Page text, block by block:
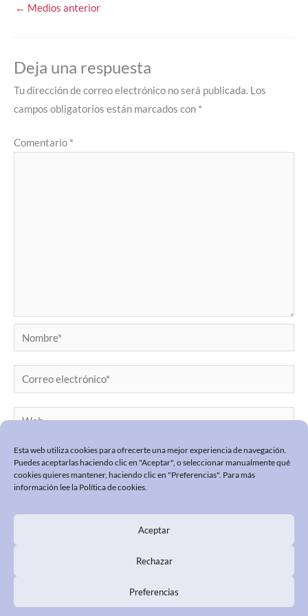
Esta web utiliza cookies para ofrecerte una mejor experiencia de navegación.
Puedes aceptarlas haciendo clic en "Aceptar", o seleccionar manualmente qué
cookies quieres mantener, haciendo clic en "Preferencias". Para más
información lee la Política de cookies.
Aceptar
Rechazar
Preferencias
← Medios anterior
Deja una respuesta
Tu dirección de correo electrónico no será publicada. Los
campos obligatorios están marcados con *
Comentario *
Nombre*
Correo
electrónico*
Web
POLÍTICA DE PRIVACIDAD
Annie Maya © 2026 · Diseño y desarrollo GlopDesign